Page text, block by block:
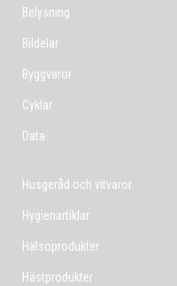
Belysning
Bildelar
Byggvaror
Cyklar
Data
Husgeråd och vitvaror
Hygienartiklar
Hälsoprodukter
Hästprodukter